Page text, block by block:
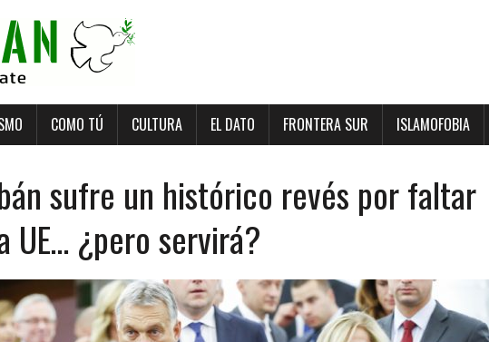
COMO TÚ CULTURA EL DATO FRONTERA SUR ISLAMOFOBIA
sufre un histórico revés por faltar
UE… ¿pero servirá?